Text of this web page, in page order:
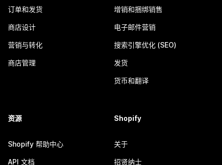
订单和发货
商店设计
营销与转化
商店管理
增销和捆绑销售
电子邮件营销
搜索引擎优化 (SEO)
发货
货币和翻译
资源
Shopify 帮助中心
API 文档
Shopify
关于
招贤纳士